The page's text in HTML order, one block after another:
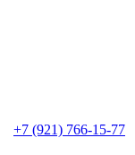
+7 (921) 766-15-77